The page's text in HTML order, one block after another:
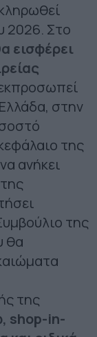
2026. Στο
εισφέρει
στην
της
ανήκει
της
θα
της
shop-in-